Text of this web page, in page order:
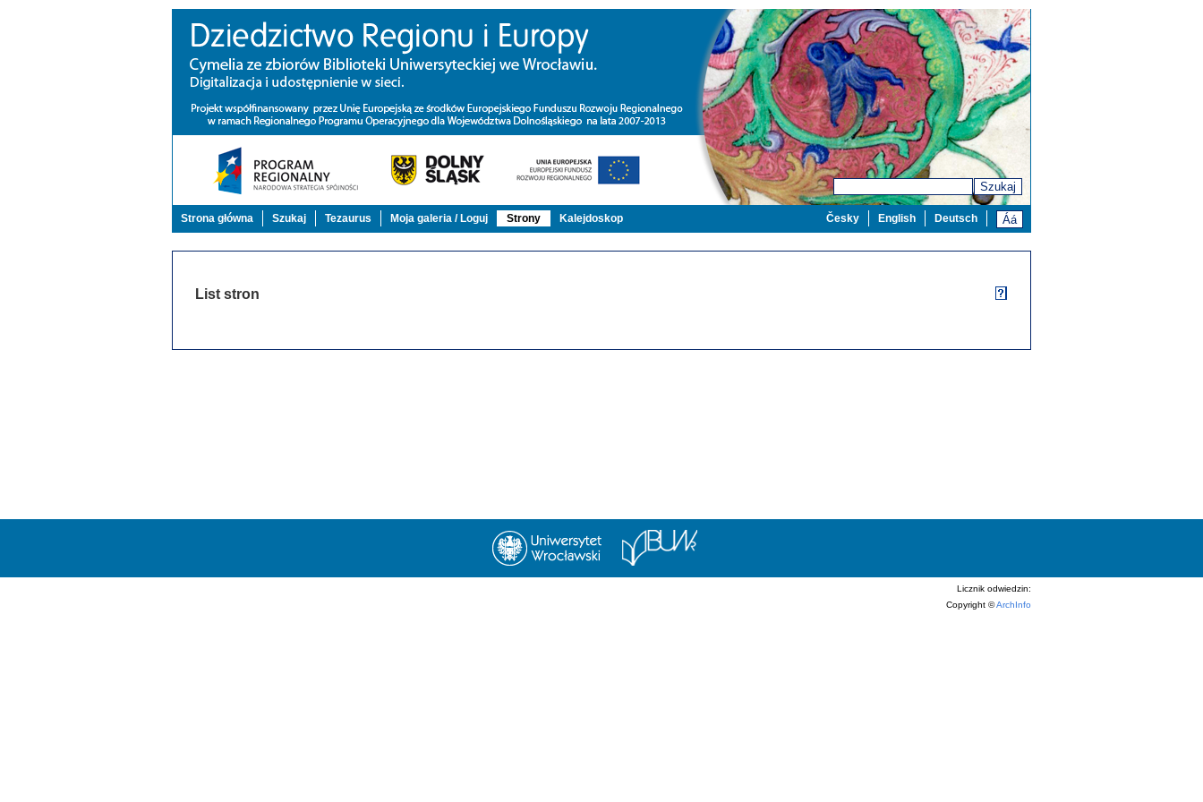
Szukaj
Strona główna Szukaj Tezaurus Moja galeria / Loguj Strony Kalejdoskop Deutsch
English
Česky
List stron
Licznik odwiedzin:
Copyright ©ArchInfo